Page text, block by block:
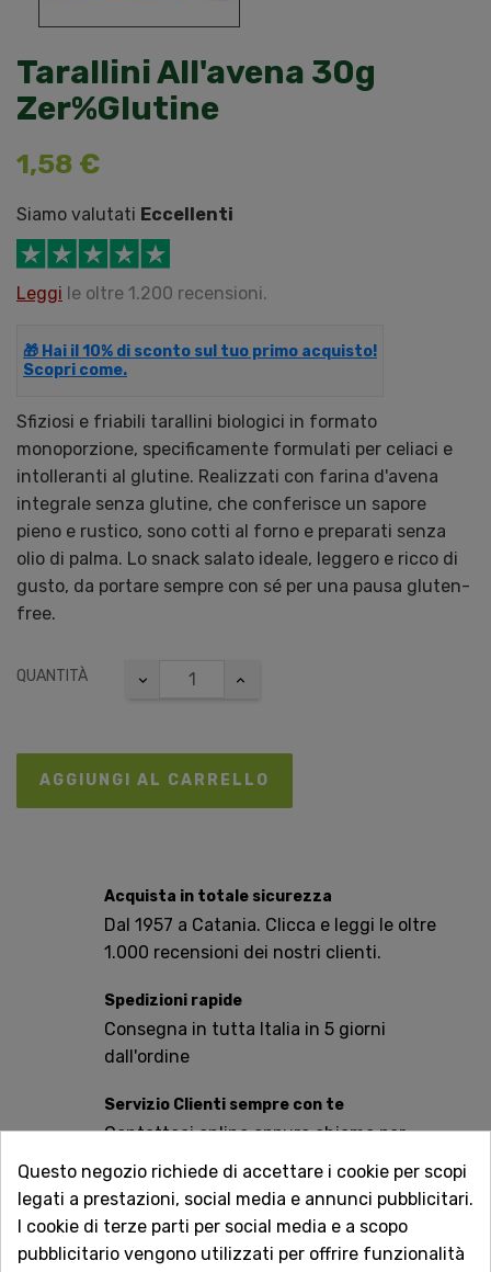
Tarallini All'avena 30g
Zer%Glutine
1,58 €
Siamo valutati Eccellenti
Leggi le oltre 1.200 recensioni.
🎁 Hai il 10% di sconto sul tuo primo acquisto!
Scopri come.
Sfiziosi e friabili tarallini biologici in formato
monoporzione, specificamente formulati per celiaci e
intolleranti al glutine. Realizzati con farina d'avena
integrale senza glutine, che conferisce un sapore
pieno e rustico, sono cotti al forno e preparati senza
olio di palma. Lo snack salato ideale, leggero e ricco di
gusto, da portare sempre con sé per una pausa gluten-
free.
QUANTITÀ
AGGIUNGI AL CARRELLO
Acquista in totale sicurezza
Dal 1957 a Catania. Clicca e leggi le oltre
1.000 recensioni dei nostri clienti.
Spedizioni rapide
Consegna in tutta Italia in 5 giorni
dall'ordine
Servizio Clienti sempre con te
Contattaci online oppure chiama per
qualsiasi informazione.
Ingredienti: amido di mais*, olio di girasole alto oleico*,
farina di avena integrale* (senza glutine) 15%, farina di
Questo negozio richiede di accettare i cookie per scopi
legati a prestazioni, social media e annunci pubblicitari.
I cookie di terze parti per social media e a scopo
pubblicitario vengono utilizzati per offrire funzionalità